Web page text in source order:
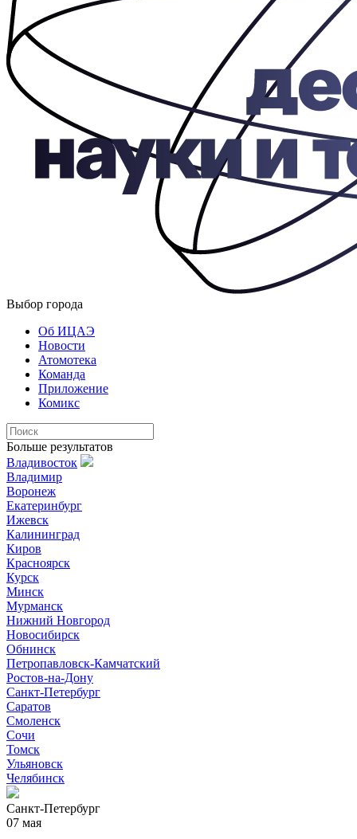
Выбор города
Об ИЦАЭ
Новости
Атомотека
Команда
Приложение
Комикс
Больше результатов
Владивосток
Владимир
Воронеж
Екатеринбург
Ижевск
Калининград
Киров
Красноярск
Курск
Минск
Мурманск
Нижний Новгород
Новосибирск
Обнинск
Петропавловск-Камчатский
Ростов-на-Дону
Санкт-Петербург
Саратов
Смоленск
Сочи
Томск
Ульяновск
Челябинск
Санкт-Петербург
07 мая